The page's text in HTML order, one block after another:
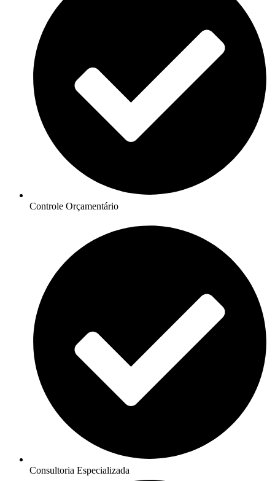
Controle Orçamentário
Consultoria Especializada